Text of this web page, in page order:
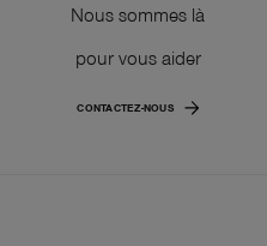
Nous sommes là
pour vous aider
CONTACTEZ-NOUS